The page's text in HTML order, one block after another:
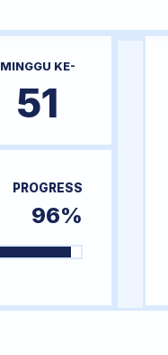
MINGGU KE-
51
PROGRESS
96%